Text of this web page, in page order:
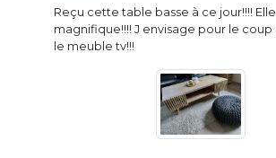
Reçu cette table basse à ce jour!!!!
magnifique!!!! J envisage pour le
le meuble tv!!!